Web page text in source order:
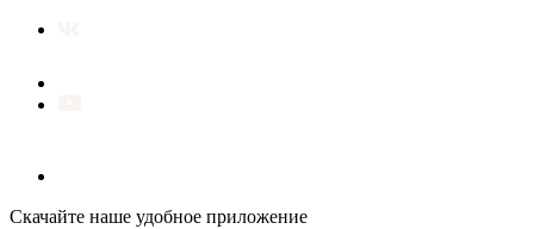
Скачайте наше удобное приложение